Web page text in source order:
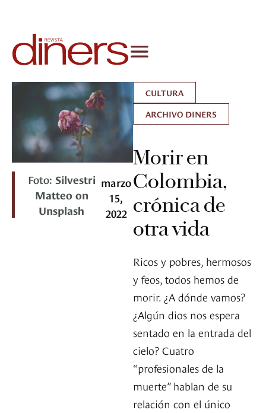
Foto: Silvestri
Matteo on
Unsplash
marzo
15,
2022
CULTURA
ARCHIVO DINERS
Morir en
Colombia,
crónica de
otra vida
Ricos y pobres, hermosos
y feos, todos hemos de
morir. ¿A dónde vamos?
¿Algún dios nos espera
sentado en la entrada del
cielo? Cuatro
“profesionales de la
muerte” hablan de su
relación con el único